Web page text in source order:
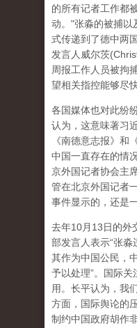
的所有记者工作都
动。"张淼的被捕以
式传递到了德中两
发言人威尔茨
周报工作人员被拘
望相关指控能够尽
各国媒体也对此纷
认为，这意味著习
《南德意志报》和
中国一直存在的情
京外国记者协会主
管在北京外国记者
事件显示的，还是
去年10月13日的外
部发言人表示“张淼
其作为中国公民，
予以处理”。国际
用。长平认为，我
方面，国际舆论的
制约中国政府胡作